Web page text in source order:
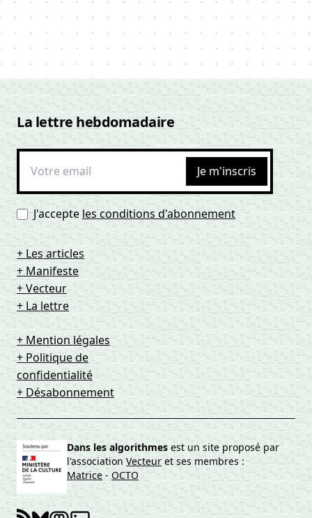
La lettre hebdomadaire
Je m'inscris
J'accepteles conditions d'abonnement
+ Les articles
+ Manifeste
+ Vecteur
+ La lettre
+ Mention légales
+ Politique de
confidentialité
+ Désabonnement
Dans les algorithmesest un site proposé par
l'associationVecteuret ses membres :
Matrice-OCTO